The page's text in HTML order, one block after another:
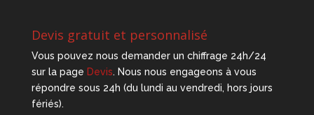
Devis gratuit et personnalisé
Vous pouvez nous demander un chiffrage 24h/24
sur la page Devis. Nous nous engageons à vous
répondre sous 24h (du lundi au vendredi, hors jours
fériés).